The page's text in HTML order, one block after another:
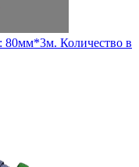
80мм*3м. Количество в